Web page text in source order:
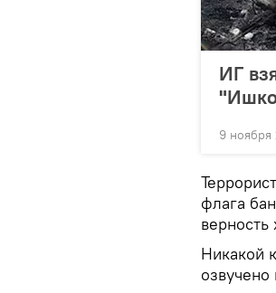
ИГ
9 ноября
флага
Никакой